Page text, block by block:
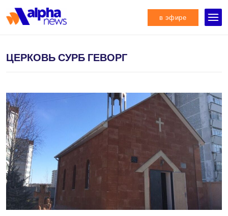
в эфире
ЦЕРКОВЬ СУРБ ГЕВОРГ